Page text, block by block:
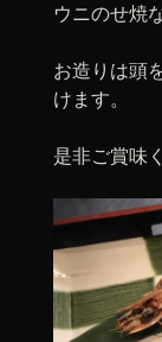
ウニのせ焼
お造りは頭
けます。
是非ご賞味